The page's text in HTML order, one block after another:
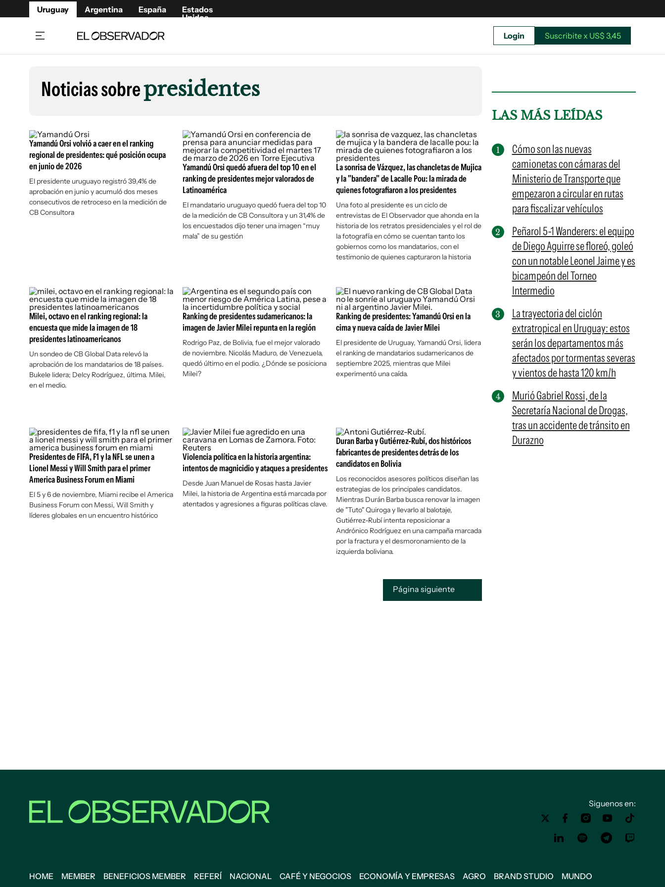
Uruguay Argentina España
Estados
Unidos
Beneficios Member
Café y Negocios
Economía y Empresas
Agro
Brand Studio
Mundo
Cultura y Espectáculos
Fúnebres
Publicaciones
Newsletters
Argentina
España
Suscribite x US$ 3,45
Login Suscribite x US$ 3,45
Noticias sobrepresidentes
Yamandú Orsi volvió a caer en el ranking
regional de presidentes: qué posición ocupa
en junio de 2026
El presidente uruguayo registró 39,4% de
aprobación en junio y acumuló dos meses
consecutivos de retroceso en la medición de
CB Consultora
Yamandú Orsi quedó afuera del top 10 en el
ranking de presidentes mejor valorados de
Latinoamérica
El mandatario uruguayo quedó fuera del top 10
de la medición de CB Consultora y un 31,4% de
los encuestados dijo tener una imagen “muy
mala” de su gestión
La sonrisa de Vázquez, las chancletas de Mujica
y la "bandera" de Lacalle Pou: la mirada de
quienes fotografiaron a los presidentes
Una foto al presidentees un ciclo de
entrevistas de El Observadorque ahonda en la
historia de los retratos presidenciales y el rol de
la fotografía en cómo se cuentan tanto los
gobiernos como los mandatarios, con el
testimonio de quienes capturaron la historia
Milei, octavo en el ranking regional: la
encuesta que mide la imagen de 18
presidentes latinoamericanos
Un sondeo de CB Global Data relevó la
aprobación de los mandatarios de 18 países.
Bukele lidera; Delcy Rodríguez, última. Milei,
en el medio.
Ranking de presidentes sudamericanos: la
imagen de Javier Milei repunta en la región
Rodrigo Paz, de Bolivia, fue el mejor valorado
de noviembre. Nicolás Maduro, de Venezuela,
quedó último en el podio. ¿Dónde se posiciona
Milei?
Ranking de presidentes: Yamandú Orsi en la
cima y nueva caída de Javier Milei
El presidente de Uruguay, Yamandú Orsi, lidera
el ranking de mandatarios sudamericanos de
septiembre 2025, mientras que Milei
experimentó una caída.
Presidentes de FIFA, F1 y la NFL se unen a
Lionel Messi y Will Smith para el primer
America Business Forum en Miami
El 5 y 6 de noviembre, Miami recibe el America
Business Forum con Messi, Will Smith y
líderes globales en un encuentro histórico
Violencia política en la historia argentina:
intentos de magnicidio y ataques a presidentes
Desde Juan Manuel de Rosas hasta Javier
Milei, la historia de Argentina está marcada por
atentados y agresiones a figuras políticas clave.
Duran Barba y Gutiérrez-Rubí, dos históricos
fabricantes de presidentes detrás de los
candidatos en Bolivia
Los reconocidos asesores políticos diseñan las
estrategias de los principales candidatos.
Mientras Durán Barba busca renovar la imagen
de "Tuto" Quiroga y llevarlo al balotaje,
Gutiérrez-Rubí intenta reposicionar a
Andrónico Rodríguez en una campaña marcada
por la fractura y el desmoronamiento de la
izquierda boliviana.
Página siguiente
LAS MÁS LEÍDAS
Cómo son las nuevas
camionetas con cámaras del
Ministerio de Transporte que
empezaron a circular en rutas
para fiscalizar vehículos
Peñarol 5-1 Wanderers: el equipo
de Diego Aguirre se floreó, goleó
con un notable Leonel Jaime y es
bicampeón del Torneo
Intermedio
La trayectoria del ciclón
extratropical en Uruguay: estos
serán los departamentos más
afectados por tormentas severas
y vientos de hasta 120 km/h
Murió Gabriel Rossi, de la
Secretaría Nacional de Drogas,
tras un accidente de tránsito en
Durazno
Siguenos en:
HOME MEMBER BENEFICIOS MEMBER REFERÍ NACIONAL CAFÉ Y NEGOCIOS ECONOMÍA Y EMPRESAS AGRO BRAND STUDIO MUNDO